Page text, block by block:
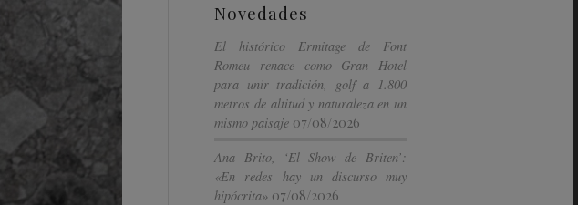
Novedades
El histórico Ermitage de Font
Romeu renace como Gran Hotel
para unir tradición, golf a 1.800
metros de altitud y naturaleza en un
mismo paisaje 07/08/2026
Ana Brito, ‘El Show de Briten’:
«En redes hay un discurso muy
hipócrita» 07/08/2026